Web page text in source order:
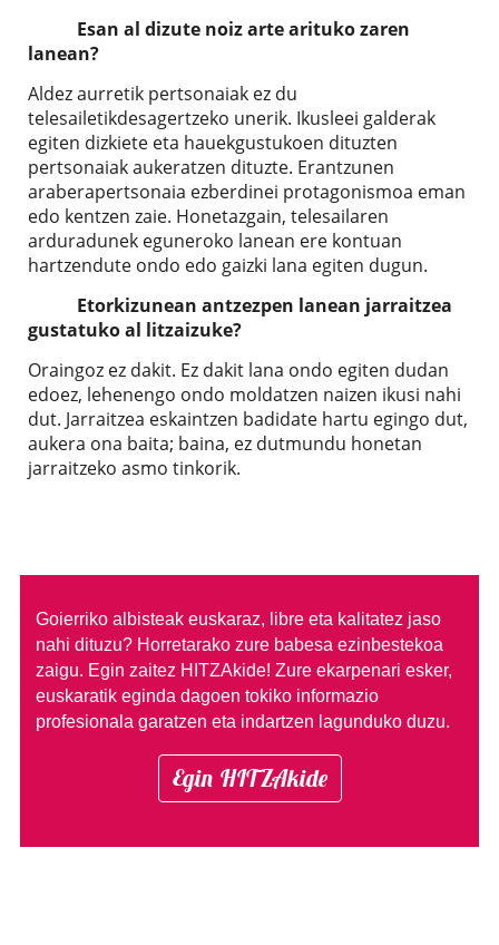
Esan al dizute noiz arte arituko zaren
lanean?
Aldez aurretik pertsonaiak ez du
telesailetikdesagertzeko unerik. Ikusleei galderak
egiten dizkiete eta hauekgustukoen dituzten
pertsonaiak aukeratzen dituzte. Erantzunen
araberapertsonaia ezberdinei protagonismoa eman
edo kentzen zaie. Honetazgain, telesailaren
arduradunek eguneroko lanean ere kontuan
hartzendute ondo edo gaizki lana egiten dugun.
Etorkizunean antzezpen lanean jarraitzea
gustatuko al litzaizuke?
Oraingoz ez dakit. Ez dakit lana ondo egiten dudan
edoez, lehenengo ondo moldatzen naizen ikusi nahi
dut. Jarraitzea eskaintzen badidate hartu egingo dut,
aukera ona baita; baina, ez dutmundu honetan
jarraitzeko asmo tinkorik.
Goierriko albisteak euskaraz, libre eta kalitatez jaso
nahi dituzu? Horretarako zure babesa ezinbestekoa
zaigu. Egin zaitez HITZAkide! Zure ekarpenari esker,
euskaratik eginda dagoen tokiko informazio
profesionala garatzen eta indartzen lagunduko duzu.
Egin HITZAkide